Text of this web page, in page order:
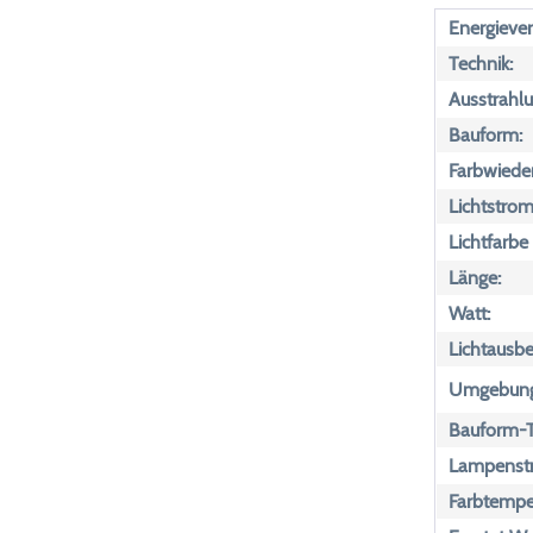
Technik:
Bauform:
Lichtfarbe
Länge:
Watt:
Bauform-